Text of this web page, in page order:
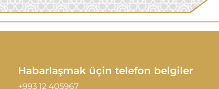
Habarlaşmak üçin telefon belgiler
+993 12 405967